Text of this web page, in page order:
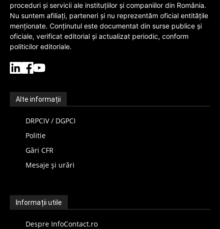
proceduri și servicii ale instituțiilor și companiilor din România.
Nu suntem afiliați, parteneri și nu reprezentăm oficial entitățile
menționate. Conținutul este documentat din surse publice și
oficiale, verificat editorial și actualizat periodic, conform
politicilor editoriale.
Alte informații
DRPCIV / DGPCI
Politie
Gări CFR
Mesaje și urări
Informații utile
Despre InfoContact.ro